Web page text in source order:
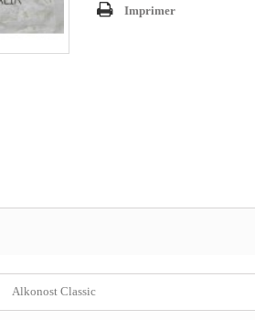
Imprimer
Alkonost Classic